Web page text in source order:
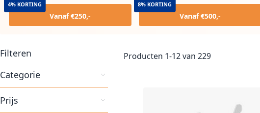
4% KORTING
Vanaf €250,-
8% KORTING
Vanaf €500,-
Filteren
Categorie
Prijs
Producten 1-12van 229